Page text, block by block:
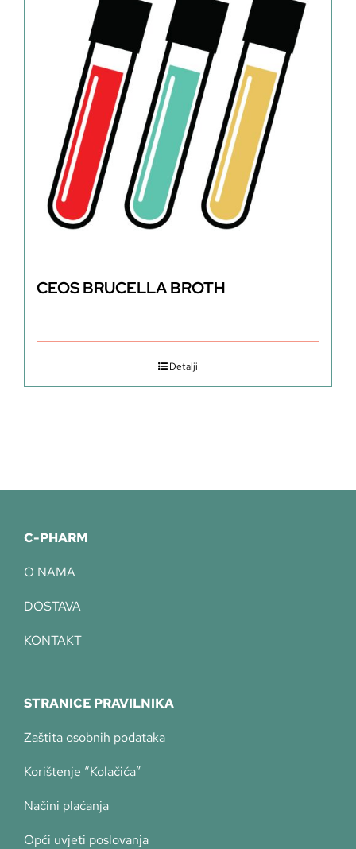
CEOS BRUCELLA BROTH
Detalji
C-PHARM
O NAMA
DOSTAVA
KONTAKT
STRANICE PRAVILNIKA
Zaštita osobnih podataka
Korištenje “Kolačića”
Načini plaćanja
Opći uvjeti poslovanja